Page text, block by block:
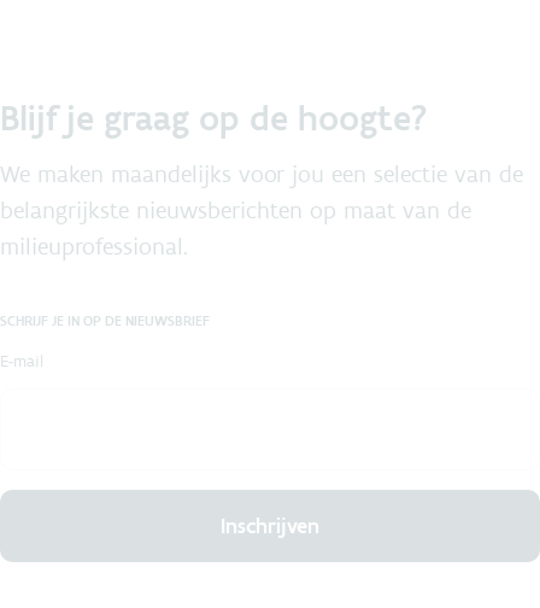
Blijf je graag op de hoogte?
We maken maandelijks voor jou een selectie van de
belangrijkste nieuwsberichten op maat van de
milieuprofessional.
SCHRIJF JE IN OP DE NIEUWSBRIEF
E-mail
Inschrijven